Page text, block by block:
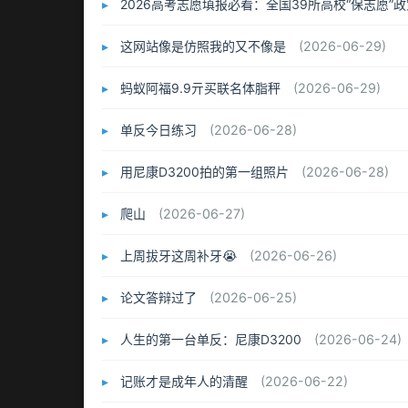
2026高考志愿填报必看：全国39所高校“保志愿”
这网站像是仿照我的又不像是 (2026-06-29)
蚂蚁阿福9.9亓买联名体脂秤 (2026-06-29)
单反今日练习 (2026-06-28)
用尼康D3200拍的第一组照片 (2026-06-28)
爬山 (2026-06-27)
上周拔牙这周补牙😭 (2026-06-26)
论文答辩过了 (2026-06-25)
人生的第一台单反：尼康D3200 (2026-06-24)
记账才是成年人的清醒 (2026-06-22)